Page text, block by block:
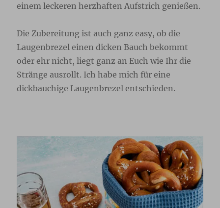
einem leckeren herzhaften Aufstrich genießen.
Die Zubereitung ist auch ganz easy, ob die
Laugenbrezel einen dicken Bauch bekommt
oder ehr nicht, liegt ganz an Euch wie Ihr die
Stränge ausrollt. Ich habe mich für eine
dickbauchige Laugenbrezel entschieden.